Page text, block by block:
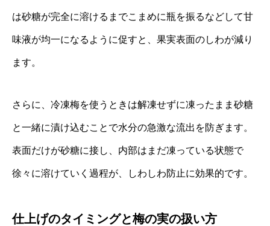
は砂糖が完全に溶けるまでこまめに瓶を振るなどして甘
味液が均一になるように促すと、果実表面のしわが減り
ます。
さらに、冷凍梅を使うときは解凍せずに凍ったまま砂糖
と一緒に漬け込むことで水分の急激な流出を防ぎます。
表面だけが砂糖に接し、内部はまだ凍っている状態で
徐々に溶けていく過程が、しわしわ防止に効果的です。
仕上げのタイミングと梅の実の扱い方